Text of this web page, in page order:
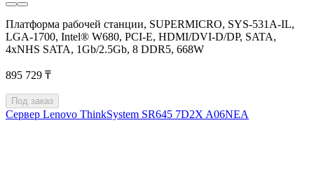
Платформа рабочей станции, SUPERMICRO, SYS-531A-IL,
LGA-1700, Intel® W680, PCI-E, HDMI/DVI-D/DP, SATA,
4xNHS SATA, 1Gb/2.5Gb, 8 DDR5, 668W
895 729 ₸
Под заказ
Сервер Lenovo ThinkSystem SR645 7D2X A06NEA